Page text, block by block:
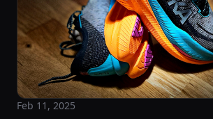
Feb 11, 2025